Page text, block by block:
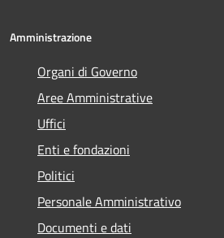
Amministrazione
Organi di Governo
Aree Amministrative
Uffici
Enti e fondazioni
Politici
Personale Amministrativo
Documenti e dati